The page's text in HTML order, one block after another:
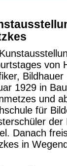
von
1929 in
und
für
der
Danach
in